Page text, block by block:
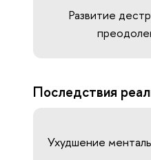
Развитие
Последствия
Ухудшение